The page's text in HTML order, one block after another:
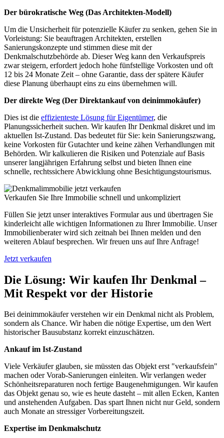
Der bürokratische Weg (Das Architekten-Modell)
Um die Unsicherheit für potenzielle Käufer zu senken, gehen Sie in
Vorleistung: Sie beauftragen Architekten, erstellen
Sanierungskonzepte und stimmen diese mit der
Denkmalschutzbehörde ab. Dieser Weg kann den Verkaufspreis
zwar steigern, erfordert jedoch hohe fünfstellige Vorkosten und oft
12 bis 24 Monate Zeit – ohne Garantie, dass der spätere Käufer
diese Planung überhaupt eins zu eins übernehmen will.
Der direkte Weg (Der Direktankauf von deinimmokäufer)
Dies ist die effizienteste Lösung für Eigentümer, die
Planungssicherheit suchen. Wir kaufen Ihr Denkmal diskret und im
aktuellen Ist-Zustand. Das bedeutet für Sie: kein Sanierungszwang,
keine Vorkosten für Gutachter und keine zähen Verhandlungen mit
Behörden. Wir kalkulieren die Risiken und Potenziale auf Basis
unserer langjährigen Erfahrung selbst und bieten Ihnen eine
schnelle, rechtssichere Abwicklung ohne Besichtigungstourismus.
Verkaufen Sie Ihre Immobilie schnell und unkompliziert
Füllen Sie jetzt unser interaktives Formular aus und übertragen Sie
kinderleicht alle wichtigen Informationen zu Ihrer Immobilie. Unser
Immobilienberater wird sich zeitnah bei Ihnen melden und den
weiteren Ablauf besprechen. Wir freuen uns auf Ihre Anfrage!
Jetzt verkaufen
Die Lösung: Wir kaufen Ihr Denkmal –
Mit Respekt vor der Historie
Bei deinimmokäufer verstehen wir ein Denkmal nicht als Problem,
sondern als Chance. Wir haben die nötige Expertise, um den Wert
historischer Bausubstanz korrekt einzuschätzen.
Ankauf im Ist-Zustand
Viele Verkäufer glauben, sie müssten das Objekt erst "verkaufsfein"
machen oder Vorab-Sanierungen einleiten. Wir verlangen weder
Schönheitsreparaturen noch fertige Baugenehmigungen. Wir kaufen
das Objekt genau so, wie es heute dasteht – mit allen Ecken, Kanten
und anstehenden Aufgaben. Das spart Ihnen nicht nur Geld, sondern
auch Monate an stressiger Vorbereitungszeit.
Expertise im Denkmalschutz